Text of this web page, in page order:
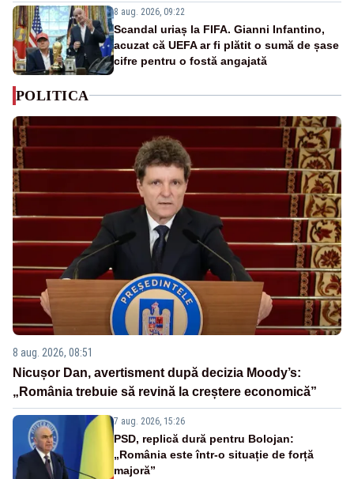
8 aug. 2026, 09:22
Scandal uriaș la FIFA. Gianni Infantino,
acuzat că UEFA ar fi plătit o sumă de șase
cifre pentru o fostă angajată
POLITICA
8 aug. 2026, 08:51
Nicușor Dan, avertisment după decizia Moody’s:
„România trebuie să revină la creștere economică”
7 aug. 2026, 15:26
PSD, replică dură pentru Bolojan:
„România este într-o situație de forță
majoră”